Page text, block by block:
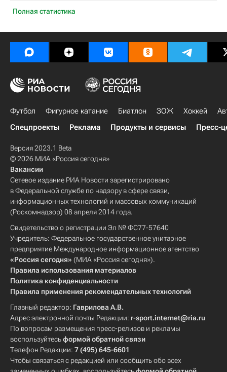
Полная статистика
Футбол Фигурное катание Биатлон ЗОЖ Хоккей
Спецпроекты
Реклама Продукты и сервисы Пресс-
Версия 2023.1 Beta
© 2026 МИА «Россия сегодня»
Вакансии
Сетевое издание РИА Новости зарегистрировано
в Федеральной службе по надзору в сфере связи,
информационных технологий и массовых коммуникаций
(Роскомнадзор) 08 апреля 2014 года.
Свидетельство о регистрации Эл № ФС77-57640
Учредитель: Федеральное государственное унитарное
предприятие Международное информационное агентство
«Россия сегодня» (МИА «Россия сегодня»).
Правила использования материалов
Политика конфиденциальности
Правила применения рекомендательных технологий
Главный редактор: Гаврилова А.В.
Адрес электронной почты Редакции: r-sport.internet@ria.ru
По вопросам размещения пресс-релизов и рекламы
воспользуйтесьформой обратной связи
Телефон Редакции: 7 (495) 645-6601
Чтобы связаться с редакцией или сообщить обо всех